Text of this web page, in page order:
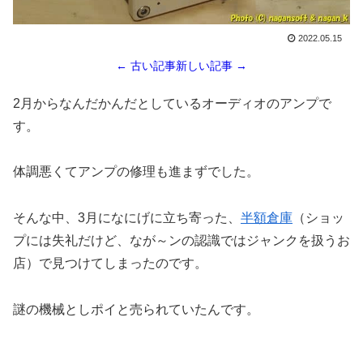
2022.05.15
← 古い記事新しい記事 →
2月からなんだかんだとしているオーディオのアンプで
す。
体調悪くてアンプの修理も進まずでした。
そんな中、3月になにげに立ち寄った、 半額倉庫 （ショッ
プには失礼だけど、なが～ンの認識ではジャンクを扱うお
店）で見つけてしまったのです。
謎の機械としポイと売られていたんです。